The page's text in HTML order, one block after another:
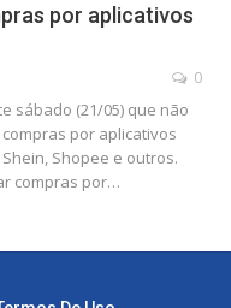
por aplicativos
0
sábado (21/05) que não
por aplicativos
Shopee e outros.
compras por…